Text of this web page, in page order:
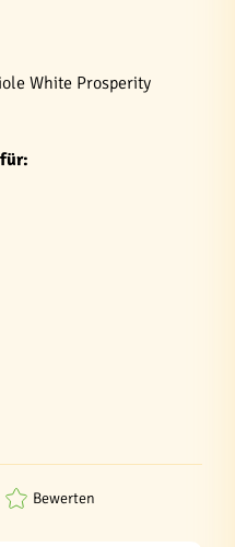
White Prosperity
Bewerten